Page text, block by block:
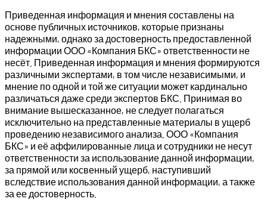
Приведенная информация и мнения составлены на
основе публичных источников, которые признаны
надежными, однако за достоверность предоставленной
информации ООО «Компания БКС» ответственности не
несёт. Приведенная информация и мнения формируются
различными экспертами, в том числе независимыми, и
мнение по одной и той же ситуации может кардинально
различаться даже среди экспертов БКС. Принимая во
внимание вышесказанное, не следует полагаться
исключительно на представленные материалы в ущерб
проведению независимого анализа. ООО «Компания
БКС» и её аффилированные лица и сотрудники не несут
ответственности за использование данной информации,
за прямой или косвенный ущерб, наступивший
вследствие использования данной информации, а также
за ее достоверность.